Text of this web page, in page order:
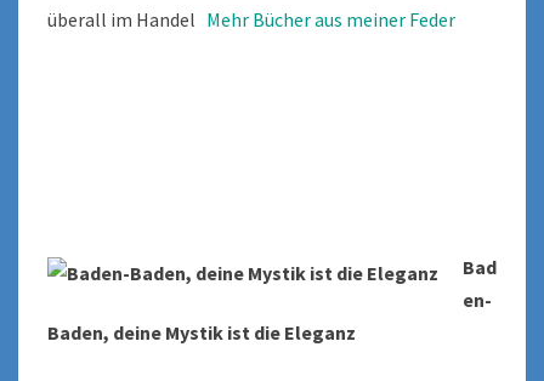
überall im Handel Mehr Bücher aus meiner Feder
Bad
en-
Baden, deine Mystik ist die Eleganz